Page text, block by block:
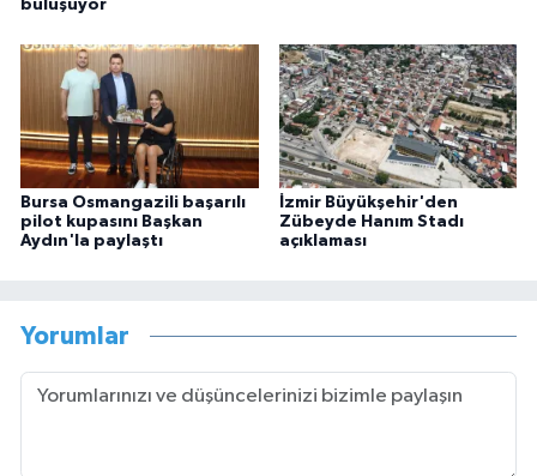
buluşuyor
Bursa Osmangazili başarılı
pilot kupasını Başkan
Aydın'la paylaştı
İzmir Büyükşehir'den
Zübeyde Hanım Stadı
açıklaması
Yorumlar